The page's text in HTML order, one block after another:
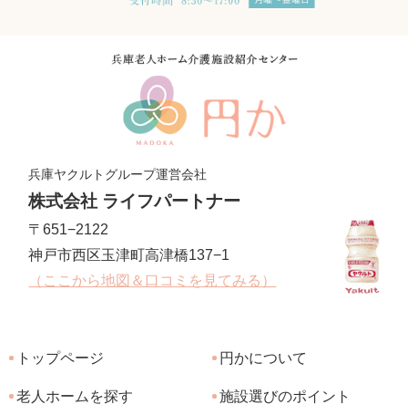
兵庫ヤクルトグループ運営会社
株式会社 ライフパートナー
〒651−2122
神戸市西区玉津町高津橋137−1
（ここから地図＆口コミを見てみる）
トップページ 円かについて
老人ホームを探す 施設選びのポイント